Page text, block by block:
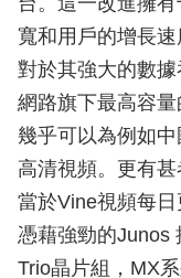
寬和用戶的增長速
對於其強大的數
網路旗下最高容
幾乎可以為例如
高清視頻。更有
當於Vine視頻每日
憑藉強勁的Junos
Trio晶片組，MX